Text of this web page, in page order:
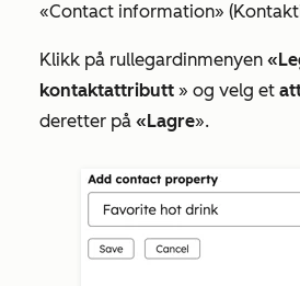
«Contact information»
Klikk på rullegardinmenyen
kontaktattributt » og velg et
deretter på «Lagre».